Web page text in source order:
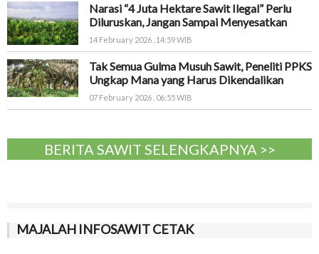
Narasi “4 Juta Hektare Sawit Ilegal” Perlu
Diluruskan, Jangan Sampai Menyesatkan
14 February 2026 , 14:59 WIB
Tak Semua Gulma Musuh Sawit, Peneliti PPKS
Ungkap Mana yang Harus Dikendalikan
07 February 2026 , 06:55 WIB
BERITA SAWIT SELENGKAPNYA >>
MAJALAH INFOSAWIT CETAK